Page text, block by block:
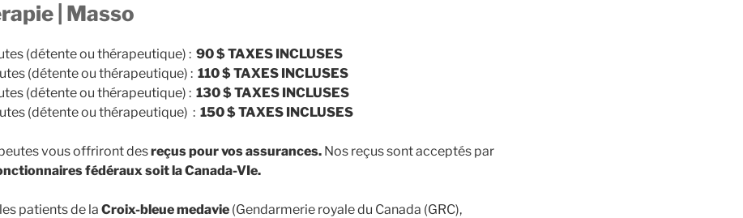
| Masso
(détente ou thérapeutique) : 90 $TAXES INCLUSES
(détente ou thérapeutique) : 110 $ TAXES INCLUSES
(détente ou thérapeutique) : 130 $TAXES INCLUSES
(détente ou thérapeutique) : 150 $TAXES INCLUSES
vous offriront desreçus pour vos assurances. Nos reçus sont acceptés par
fédéraux soit la Canada-VIe.
patients de la Croix-bleue medavie (Gendarmerie royale du Canada (GRC),